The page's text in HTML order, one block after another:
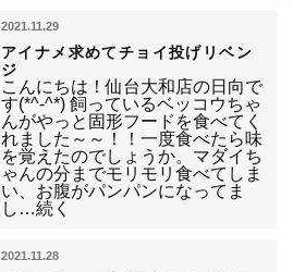
2021.11.29
アイナメ求めてチョイ投げリベン
ジ
こんにちは！仙台大和店の日向で
す(*^-^*) 飼っているベッコウちゃ
んがやっと固形フードを食べてく
れました～～！！一度食べたら味
を覚えたのでしょうか。マダイち
ゃんの分までモリモリ食べてしま
い、お腹がパンパンになってま
し…続く
2021.11.28